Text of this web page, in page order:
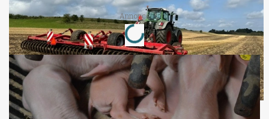
Annonce
Loading...